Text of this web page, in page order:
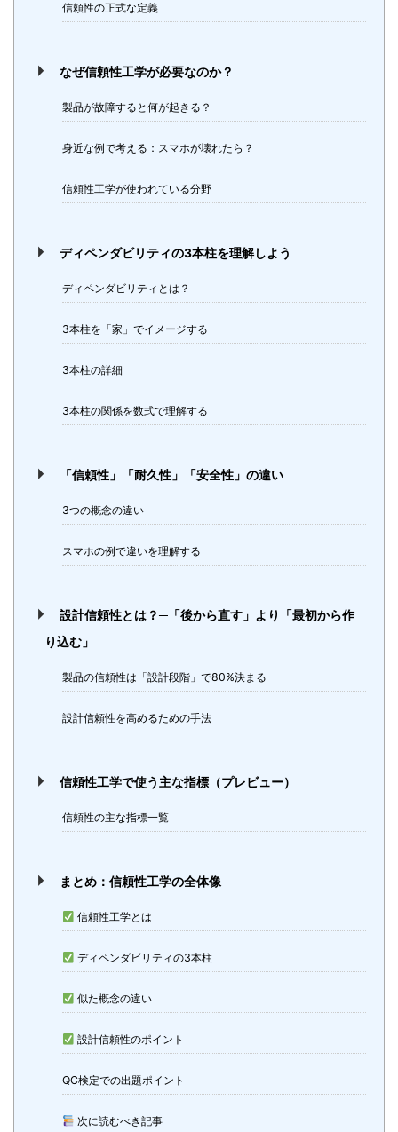
信頼性の正式な定義
なぜ信頼性工学が必要なのか？
製品が故障すると何が起きる？
身近な例で考える：スマホが壊れたら？
信頼性工学が使われている分野
ディペンダビリティの3本柱を理解しよう
ディペンダビリティとは？
3本柱を「家」でイメージする
3本柱の詳細
3本柱の関係を数式で理解する
「信頼性」「耐久性」「安全性」の違い
3つの概念の違い
スマホの例で違いを理解する
設計信頼性とは？─「後から直す」より「最初から作
り込む」
製品の信頼性は「設計段階」で80%決まる
設計信頼性を高めるための手法
信頼性工学で使う主な指標（プレビュー）
信頼性の主な指標一覧
まとめ：信頼性工学の全体像
信頼性工学とは
ディペンダビリティの3本柱
似た概念の違い
設計信頼性のポイント
QC検定での出題ポイント
次に読むべき記事